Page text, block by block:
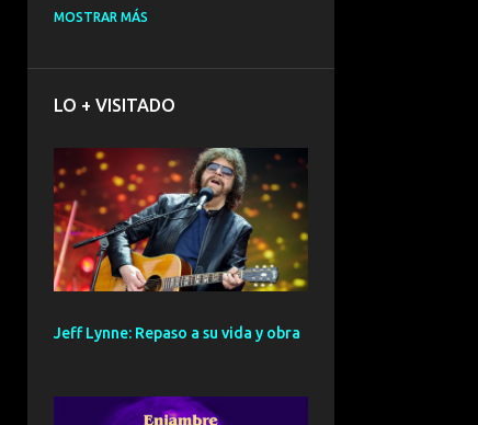
ELECTRONICA
BARCELONA 191
ELECTROINDIE 189
PRIMERA FILA FEST
188
ELECTROPOP 185
PUNK
MOSTRAR MÁS
LO + VISITADO
Jeff Lynne: Repaso a su vida y obra